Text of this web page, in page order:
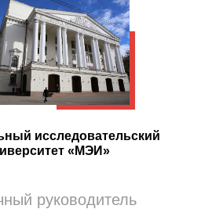
исследовательский
«МЭИ»
руководитель